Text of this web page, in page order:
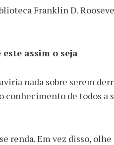
Franklin D.
assim o seja
nada sobre serem
conhecimento de todos a
renda. Em vez disso,